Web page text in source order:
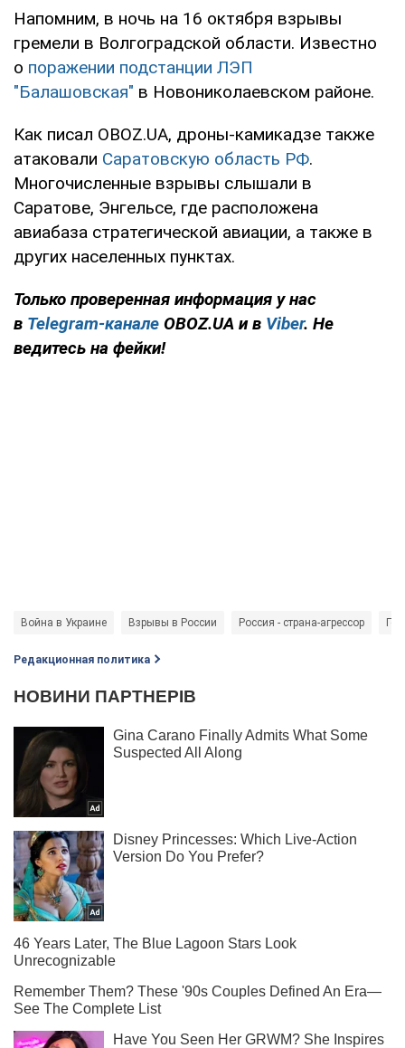
Напомним, в ночь на 16 октября взрывы
гремели в Волгоградской области. Известно
о поражении подстанции ЛЭП
"Балашовская" в Новониколаевском районе.
Как писал OBOZ.UA, дроны-камикадзе также
атаковали Саратовскую область РФ.
Многочисленные взрывы слышали в
Саратове, Энгельсе, где расположена
авиабаза стратегической авиации, а также в
других населенных пунктах.
Только проверенная информация у нас
в Telegram-канале OBOZ.UA и в Viber. Не
ведитесь на фейки!
Война в Украине Взрывы в России Россия - страна-агрессор
Редакционная политика